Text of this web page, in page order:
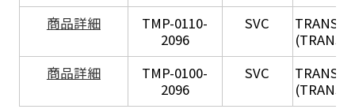
商品詳細
TMP-0110-
2096
SVC TRANSIL
商品詳細
TMP-0100-
2096
SVC TRANSIL